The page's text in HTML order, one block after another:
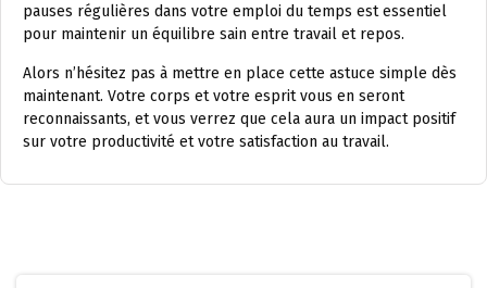
pauses régulières dans votre emploi du temps est essentiel
pour maintenir un équilibre sain entre travail et repos.
Alors n’hésitez pas à mettre en place cette astuce simple dès
maintenant. Votre corps et votre esprit vous en seront
reconnaissants, et vous verrez que cela aura un impact positif
sur votre productivité et votre satisfaction au travail.